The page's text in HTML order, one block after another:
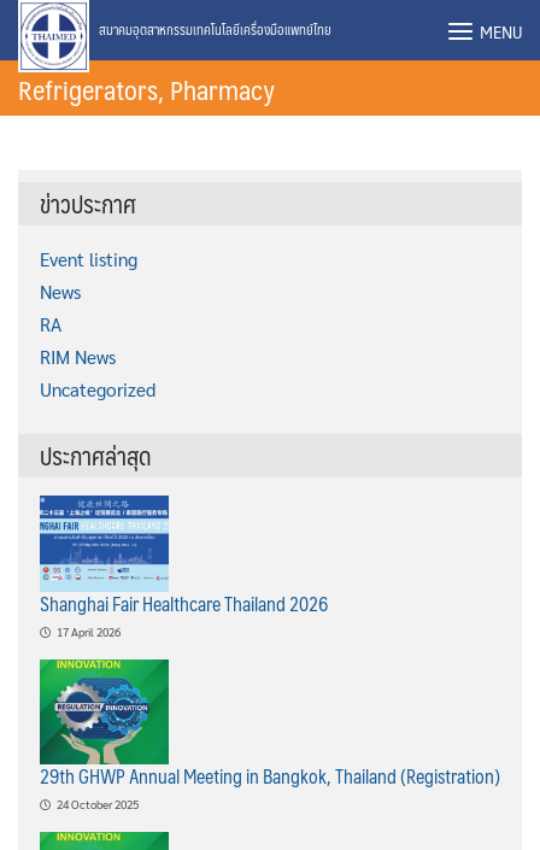
Skip
content
สมาคมอุตสาหกรรมเทคโนโลยีเครื่องมือแพทย์ไทย MENU
Refrigerators, Pharmacy
ข่าวประกาศ
Event listing
News
RA
RIM News
Uncategorized
ประกาศล่าสุด
Shanghai Fair Healthcare Thailand 2026
17 April 2026
29th GHWP Annual Meeting in Bangkok, Thailand (Registration)
24 October 2025